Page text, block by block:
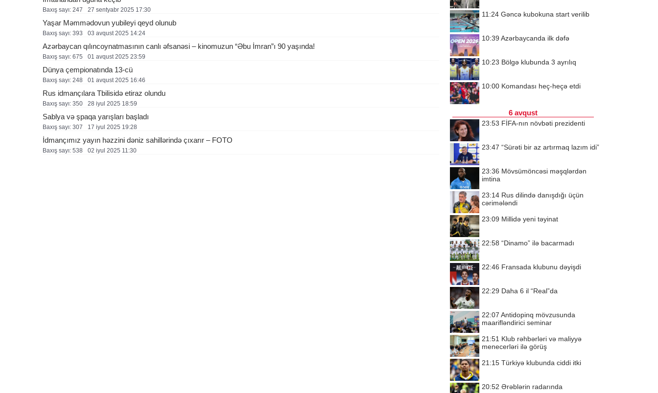
Baxış sayı: 247 27 sentyabr 2025 17:30
Yaşar Məmmədovun yubileyi qeyd olunub
Baxış sayı: 393 03 avqust 2025 14:24
Azərbaycan qılıncoynatmasının canlı əfsanəsi – kinomuzun “Əbu İmran”ı 90 yaşında!
Baxış sayı: 675 01 avqust 2025 23:59
Dünya çempionatında 13-cü
Baxış sayı: 248 01 avqust 2025 16:46
Rus idmançılara Tbilisidə etiraz olundu
Baxış sayı: 350 28 i̇yul 2025 18:59
Sablya və şpaqa yarışları başladı
Baxış sayı: 307 17 i̇yul 2025 19:28
İdmançımız yayın həzzini dəniz sahillərində çıxarır – FOTO
Baxış sayı: 538 02 i̇yul 2025 11:30
11:24 Gəncə kubokuna start verilib
10:39 Azərbaycanda ilk dəfə
10:23 Bölgə klubunda 3 ayrılıq
10:00 Komandası heç-heçə etdi
6 avqust
23:53 FİFA-nın növbəti prezidenti
23:47 “Sürəti bir az artırmaq lazım idi”
23:36 Mövsümöncəsi məşqlərdən
imtina
23:14 Rus dilində danışdığı üçün
cərimələndi
23:09 Millidə yeni təyinat
22:58 “Dinamo” ilə bacarmadı
22:46 Fransada klubunu dəyişdi
22:29 Daha 6 il “Real”da
22:07 Antidopinq mövzusunda
maarifləndirici seminar
21:51 Klub rəhbərləri və maliyyə
menecerləri ilə görüş
21:15 Türkiyə klubunda ciddi itki
20:52 Ərəblərin radarında